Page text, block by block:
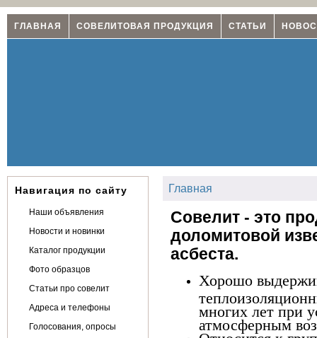
ГЛАВНАЯ СОВЕЛИТОВАЯ ПРОДУКЦИЯ СТАТЬИ
Навигация по сайту
Наши объявления
Новости и новинки
Каталог продукции
Фото образцов
Статьи про совелит
Адреса и телефоны
Голосования, опросы
Главная
Совелит - это
доломитовой
асбеста.
Хорошо
многих лет при
атмосферным